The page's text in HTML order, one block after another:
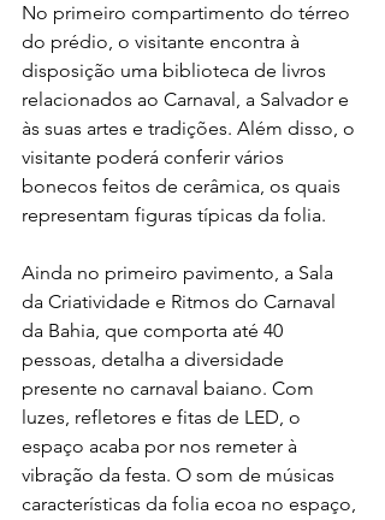
No primeiro compartimento do térreo
do prédio, o visitante encontra à
disposição uma biblioteca de livros
relacionados ao Carnaval, a Salvador e
às suas artes e tradições. Além disso, o
visitante poderá conferir vários
bonecos feitos de cerâmica, os quais
representam figuras típicas da folia.
Ainda no primeiro pavimento, a Sala
da Criatividade e Ritmos do Carnaval
da Bahia, que comporta até 40
pessoas, detalha a diversidade
presente no carnaval baiano. Com
luzes, refletores e fitas de LED, o
espaço acaba por nos remeter à
vibração da festa. O som de músicas
características da folia ecoa no espaço,